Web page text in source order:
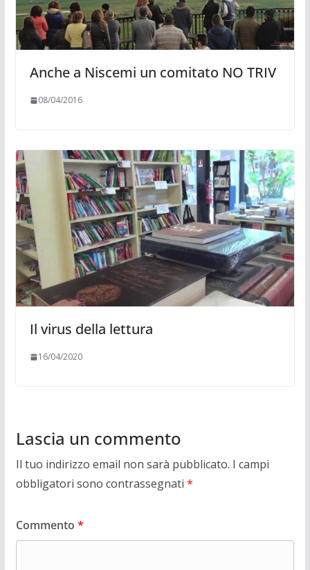
Anche a Niscemi un comitato NO TRIV
08/04/2016
Il virus della lettura
16/04/2020
Lascia un commento
Il tuo indirizzo email non sarà pubblicato. I campi
obbligatori sono contrassegnati *
Commento *